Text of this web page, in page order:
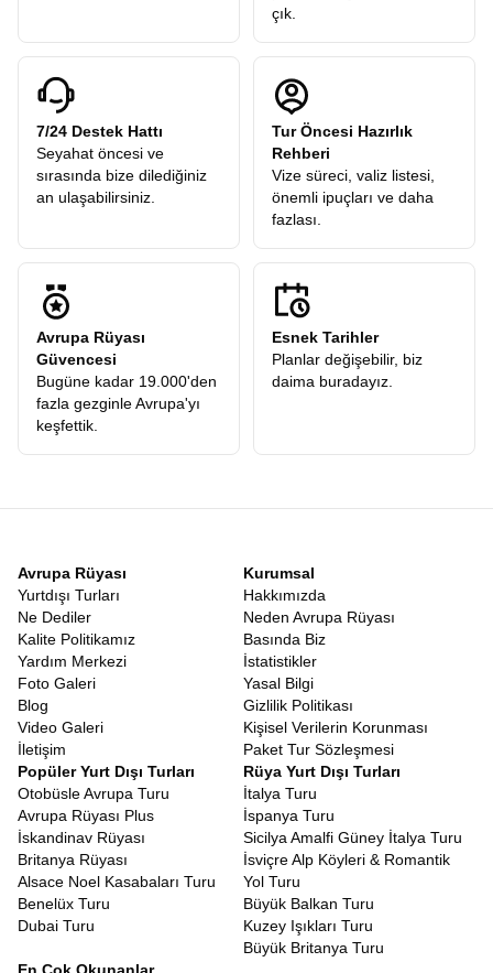
çık.
7/24 Destek Hattı
Seyahat öncesi ve
sırasında bize dilediğiniz
an ulaşabilirsiniz.
Tur Öncesi Hazırlık
Rehberi
Vize süreci, valiz listesi,
önemli ipuçları ve daha
fazlası.
Avrupa Rüyası
Güvencesi
Bugüne kadar 19.000'den
fazla gezginle Avrupa'yı
keşfettik.
Esnek Tarihler
Planlar değişebilir, biz
daima buradayız.
Avrupa Rüyası
Yurtdışı Turları
Ne Dediler
Kalite Politikamız
Yardım Merkezi
Foto Galeri
Blog
Video Galeri
İletişim
Kurumsal
Hakkımızda
Neden Avrupa Rüyası
Basında Biz
İstatistikler
Yasal Bilgi
Gizlilik Politikası
Kişisel Verilerin Korunması
Paket Tur Sözleşmesi
Popüler Yurt Dışı Turları
Otobüsle Avrupa Turu
Avrupa Rüyası Plus
İskandinav Rüyası
Britanya Rüyası
Alsace Noel Kasabaları Turu
Benelüx Turu
Dubai Turu
Rüya Yurt Dışı Turları
İtalya Turu
İspanya Turu
Sicilya Amalfi Güney İtalya Turu
İsviçre Alp Köyleri & Romantik
Yol Turu
Büyük Balkan Turu
Kuzey Işıkları Turu
Büyük Britanya Turu